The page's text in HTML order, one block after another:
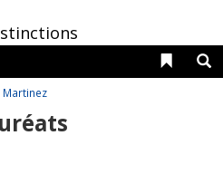
Liens
Martinez